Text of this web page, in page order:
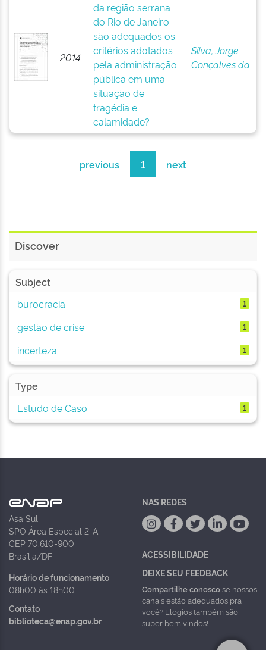
2014
da região serrana
do Rio de Janeiro:
são adequados os
critérios adotados
pela administração
pública em uma
situação de
tragédia e
calamidade?
Silva, Jorge
Gonçalves da
previous 1 next
Discover
Subject
burocracia
1
gestão de crise 1
incerteza 1
Type
Estudo de Caso
1
Asa Sul
SPO Área Especial 2-A
CEP 70.610-900
Brasília/DF
Horário de funcionamento
08h00 às 18h00
Contato
biblioteca@enap.gov.br
NAS REDES
ACESSIBILIDADE
DEIXE SEU FEEDBACK
Compartilhe conoscose nossos
canais estão adequados pra
você? Elogios também são
super bem vindos!